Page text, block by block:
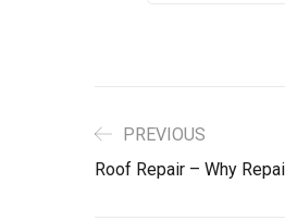
PREVIOUS
Roof Repair – Why